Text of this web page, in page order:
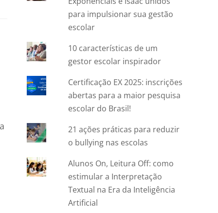
para impulsionar sua gestão
escolar
10 características de um
gestor escolar inspirador
Certificação EX 2025: inscrições
abertas para a maior pesquisa
escolar do Brasil!
21 ações práticas para reduzir
o bullying nas escolas
Alunos On, Leitura Off: como
estimular a Interpretação
Textual na Era da Inteligência
Artificial